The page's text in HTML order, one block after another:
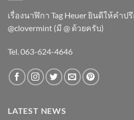
เรื่องนาฬิกา Tag Heuer ยินดีให้คำป
@clovermint (มี @ ด้วยครับ)
Tel. 063-624-4646
LATEST NEWS